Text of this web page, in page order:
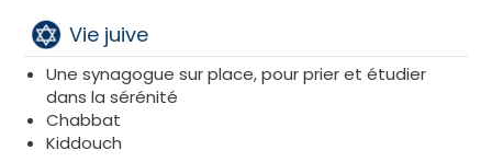
La pension est Glatt Cacher sous le contrôle du
Beth Din de Nice et Région
Vie juive
​Une synagogue sur place, pour prier et étudier
dans la sérénité
Chabbat
Kiddouch